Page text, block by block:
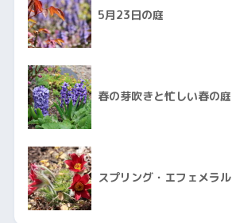
5月23日の庭
春の芽吹きと忙しい春の庭
スプリング・エフェメラル